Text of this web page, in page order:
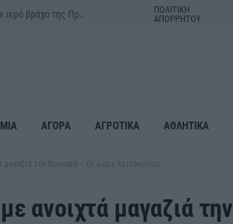
ΠΟΛΙΤΙΚΗ
ΑΠΟΡΡΗΤΟΥ
ΑΓΟΡΑ ΑΓΡΟΤΙΚΑ ΑΘΛΗΤΙΚΑ
την Κυριακή – Οι ώρες λειτουργίας
ανοιχτά μαγαζιά την